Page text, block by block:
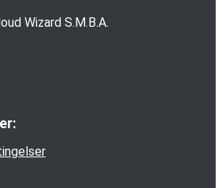
Wizard S.M.B.A.